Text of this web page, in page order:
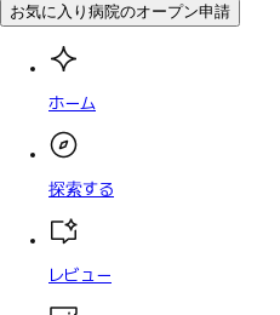
お気に入り病院のオープン申請
ホーム
探索する
レビュー